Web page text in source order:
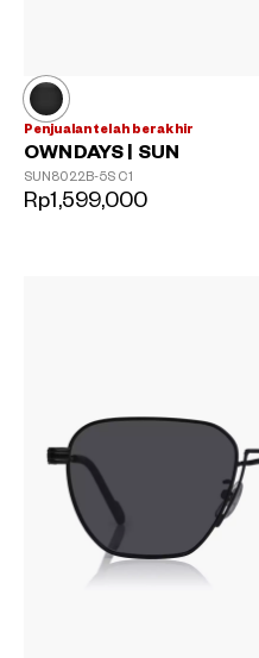
Penjualan telah berakhir
OWNDAYS | SUN
SUN8022B-5S C1
Rp1,599,000